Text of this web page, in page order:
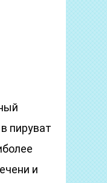
пируват
и